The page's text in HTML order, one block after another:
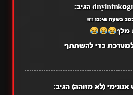
הגיב:
מלך
כדי להשתתף
(לא מזוהה) הגיב: